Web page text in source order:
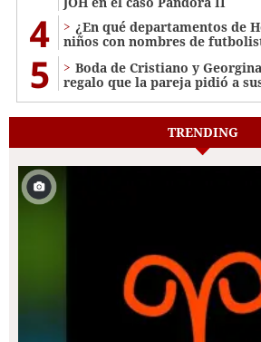
4
¿En qué departamentos de
niños con nombres de
5
Boda de Cristiano y
regalo que la pareja pidió a
TRENDING